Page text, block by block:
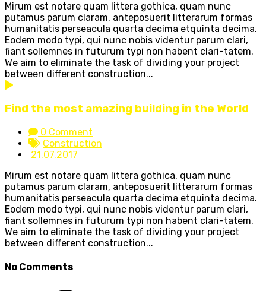
Mirum est notare quam littera gothica, quam nunc
putamus parum claram, anteposuerit litterarum formas
humanitatis perseacula quarta decima etquinta decima.
Eodem modo typi, qui nunc nobis videntur parum clari,
fiant sollemnes in futurum typi non habent clari-tatem.
We aim to eliminate the task of dividing your project
between different construction...
Find the most amazing building in the World
0 Comment
Construction
21.07.2017
Mirum est notare quam littera gothica, quam nunc
putamus parum claram, anteposuerit litterarum formas
humanitatis perseacula quarta decima etquinta decima.
Eodem modo typi, qui nunc nobis videntur parum clari,
fiant sollemnes in futurum typi non habent clari-tatem.
We aim to eliminate the task of dividing your project
between different construction...
No Comments